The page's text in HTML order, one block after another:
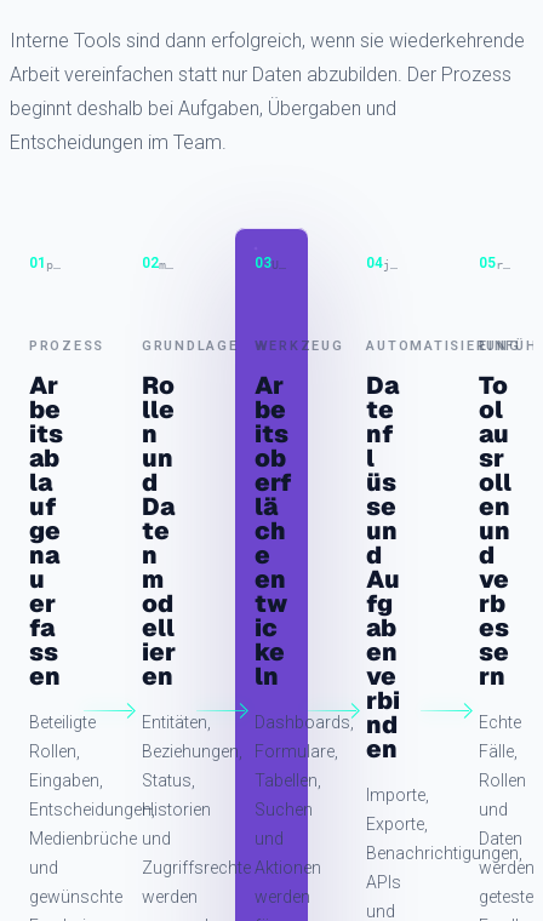
Interne Tools sind dann erfolgreich, wenn sie wiederkehrende
Arbeit vereinfachen statt nur Daten abzubilden. Der Prozess
beginnt deshalb bei Aufgaben, Übergaben und
Entscheidungen im Team.
01
PROZESS
Ar
be
its
ab
la
uf
ge
na
u
er
fa
ss
en
Beteiligte
Rollen,
Eingaben,
Entscheidungen,
Medienbrüche
und
gewünschte
02 models / permissions
GRUNDLAGE
Ro
lle
n
un
d
Da
te
n
m
od
ell
ier
en
Entitäten,
Beziehungen,
Status,
Historien
und
Zugriffsrechte
werden
03
WERKZEUG
Ar
be
its
ob
erf
lä
ch
e
en
tw
ic
ke
ln
Dashboards,
Formulare,
Tabellen,
Suchen
und
Aktionen
werden
04
AUTOMATISIERUNG
Da
te
nf
l
üs
se
un
d
Au
fg
ab
en
ve
rbi
nd
en
Importe,
Exporte,
Benachrichtigungen,
APIs
und
05
To
ol
au
sr
oll
en
un
d
ve
rb
es
se
rn
Echte
Fälle,
Rollen
und
Daten
werden
getestet.